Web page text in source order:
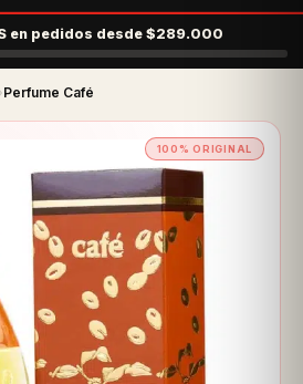
en pedidos desde $289.000
›Perfume Café
100% ORIGINAL